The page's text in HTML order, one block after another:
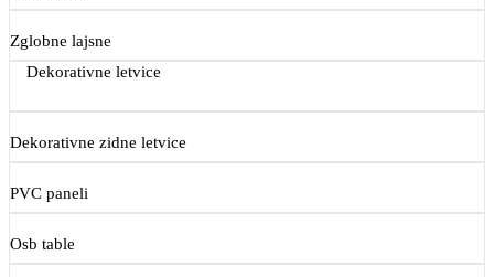
Zglobne lajsne
Dekorativne letvice
Dekorativne zidne letvice
PVC paneli
Osb table